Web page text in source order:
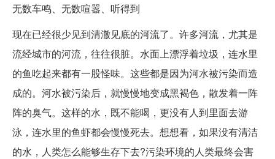
无数车鸣、无数喧嚣、听得到
现在已经很少见到清澈见底的河流了。许多河流，尤其是
流经城市的河流，往往很脏。水面上漂浮着垃圾，连水里
的鱼吃起来都有一股怪味。这些都是因为河水被污染而造
成的。河水被污染后，就慢慢地变成黑褐色，散发着一阵
阵的臭气。这样的水，既不能喝，更没有人到里面去游
泳，连水里的鱼虾都会慢慢死去。想想看，如果没有清洁
的水，人类怎么能够生存下去?污染环境的人类最终会害